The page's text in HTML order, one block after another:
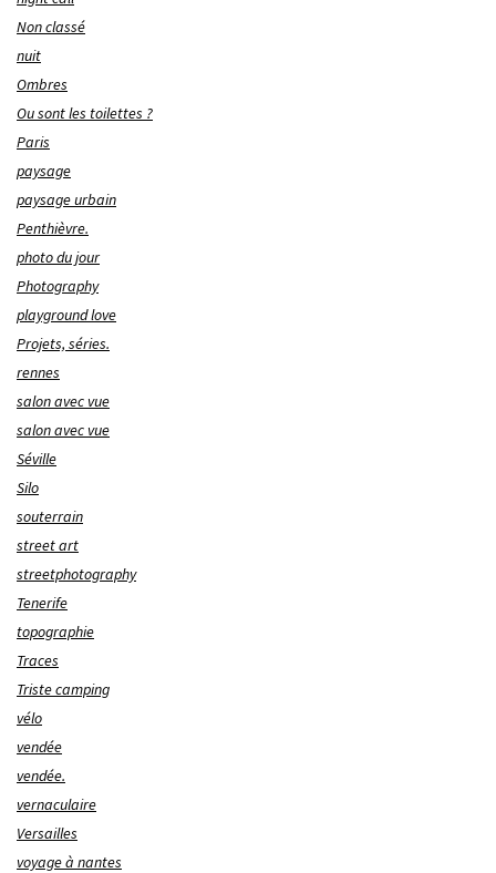
Non classé
nuit
Ombres
Ou sont les toilettes ?
Paris
paysage
paysage urbain
Penthièvre.
photo du jour
Photography
playground love
Projets, séries.
rennes
salon avec vue
salon avec vue
Séville
Silo
souterrain
street art
streetphotography
Tenerife
topographie
Traces
Triste camping
vélo
vendée
vendée.
vernaculaire
Versailles
voyage à nantes